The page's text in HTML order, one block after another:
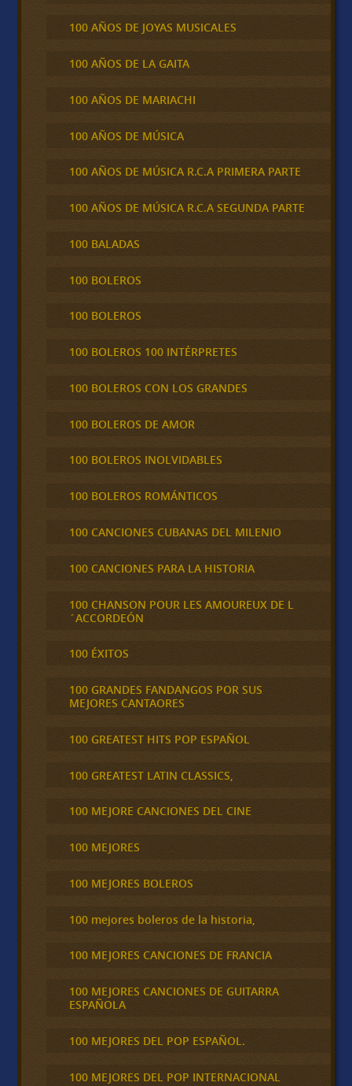
100 AÑOS DE JOYAS MUSICALES
100 AÑOS DE LA GAITA
100 AÑOS DE MARIACHI
100 AÑOS DE MÚSICA
100 AÑOS DE MÚSICA R.C.A PRIMERA PARTE
100 AÑOS DE MÚSICA R.C.A SEGUNDA PARTE
100 BALADAS
100 BOLEROS
100 BOLEROS
100 BOLEROS 100 INTÉRPRETES
100 BOLEROS CON LOS GRANDES
100 BOLEROS DE AMOR
100 BOLEROS INOLVIDABLES
100 BOLEROS ROMÁNTICOS
100 CANCIONES CUBANAS DEL MILENIO
100 CANCIONES PARA LA HISTORIA
100 CHANSON POUR LES AMOUREUX DE L
´ACCORDEÓN
100 ÉXITOS
100 GRANDES FANDANGOS POR SUS
MEJORES CANTAORES
100 GREATEST HITS POP ESPAÑOL
100 GREATEST LATIN CLASSICS,
100 MEJORE CANCIONES DEL CINE
100 MEJORES
100 MEJORES BOLEROS
100 mejores boleros de la historia,
100 MEJORES CANCIONES DE FRANCIA
100 MEJORES CANCIONES DE GUITARRA
ESPAÑOLA
100 MEJORES DEL POP ESPAÑOL.
100 MEJORES DEL POP INTERNACIONAL